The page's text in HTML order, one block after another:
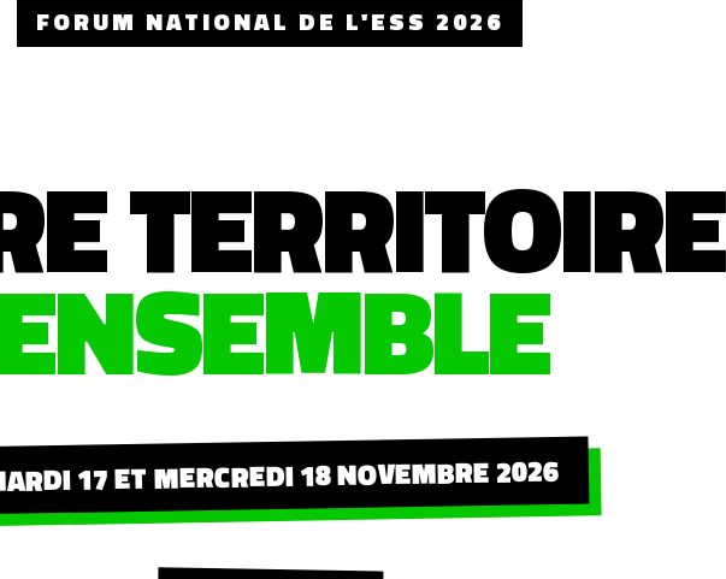
FORUM NATIONAL DE L'ESS 2026
TERRITOIRE
17 ET MERCREDI 18 NOVEMBRE 2026